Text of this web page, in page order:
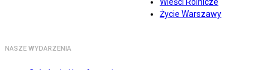
Życie Warszawy
NASZE WYDARZENIA